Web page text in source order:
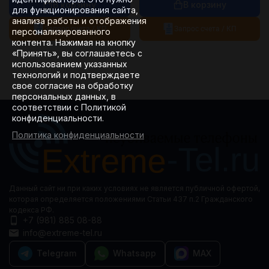
В корзину
Запрос счета / КП
для функционирования сайта,
анализа работы и отображения
персонализированного
контента. Нажимая на кнопку
«Принять», вы соглашаетесь с
использованием указанных
технологий и подтверждаете
свое согласие на обработку
персональных данных, в
соответствии с Политикой
конфиденциальности.
Политика конфиденциальности